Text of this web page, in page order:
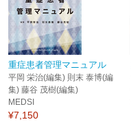
重症患者管理マニュアル
平岡 栄治(編集) 則末 泰博(編
集) 藤谷 茂樹(編集)
MEDSI
¥7,150